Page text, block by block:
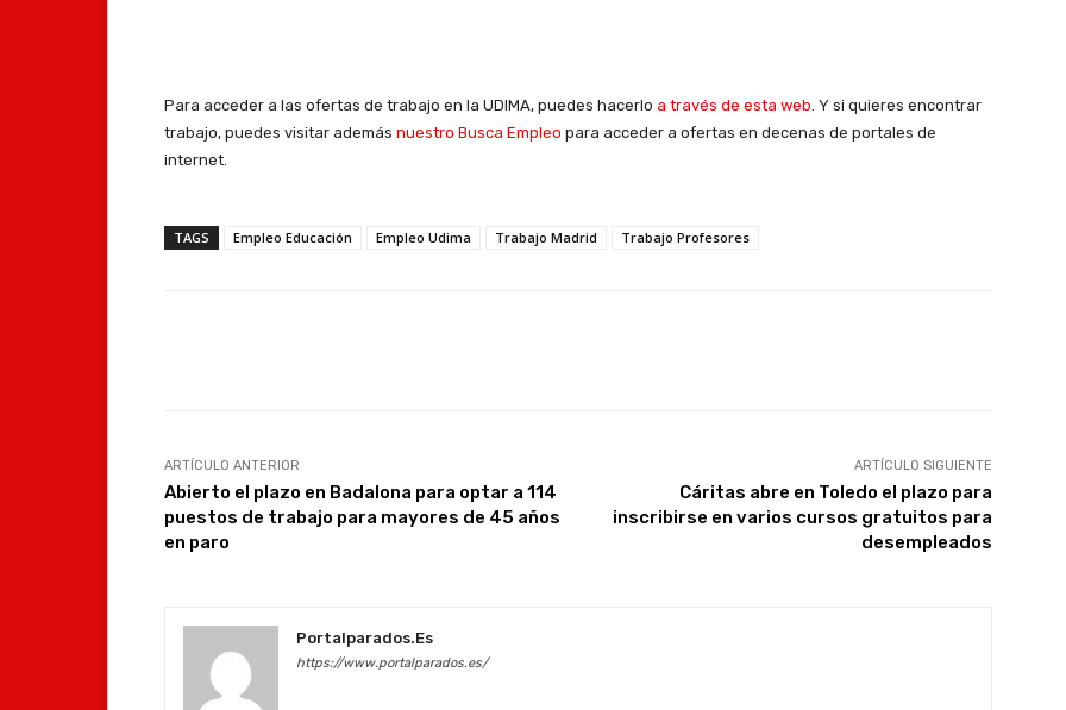
Para acceder a las ofertas de trabajo en la UDIMA, puedes hacerlo a través de esta web . Y si quieres encontrar
trabajo, puedes visitar además nuestro Busca Empleo para acceder a ofertas en decenas de portales de
internet.
TAGS Empleo Educación Empleo Udima Trabajo Madrid Trabajo Profesores
ARTÍCULO ANTERIOR
Abierto el plazo en Badalona para optar a 114
puestos de trabajo para mayores de 45 años
en paro
ARTÍCULO SIGUIENTE
Cáritas abre en Toledo el plazo para
inscribirse en varios cursos gratuitos para
desempleados
Portalparados.es
https://www.portalparados.es/